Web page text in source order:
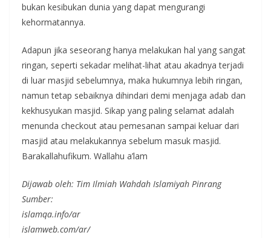
bukan kesibukan dunia yang dapat mengurangi
kehormatannya.
Adapun jika seseorang hanya melakukan hal yang sangat
ringan, seperti sekadar melihat-lihat atau akadnya terjadi
di luar masjid sebelumnya, maka hukumnya lebih ringan,
namun tetap sebaiknya dihindari demi menjaga adab dan
kekhusyukan masjid. Sikap yang paling selamat adalah
menunda checkout atau pemesanan sampai keluar dari
masjid atau melakukannya sebelum masuk masjid.
Barakallahufikum. Wallahu a’lam
Dijawab oleh: Tim Ilmiah Wahdah Islamiyah Pinrang
Sumber:
islamqa.info/ar
islamweb.com/ar/